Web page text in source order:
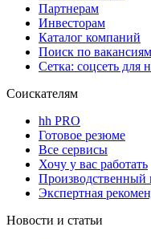
Партнерам
Инвесторам
Каталог компаний
Поиск по
Сетка: соцсеть для
Соискателям
hh PRO
Готовое резюме
Все сервисы
Хочу у вас работать
Производственный
Экспертная
Новости и статьи